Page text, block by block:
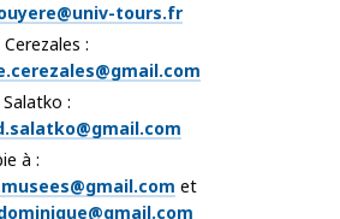
tours.fr
:
:
à :
et